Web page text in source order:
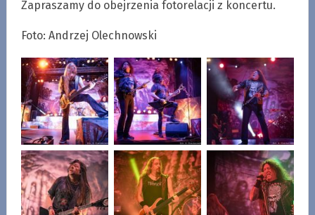
Zapraszamy do obejrzenia fotorelacji z koncertu.
Foto: Andrzej Olechnowski